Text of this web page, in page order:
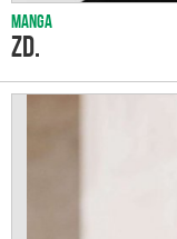
Manga
ZD.